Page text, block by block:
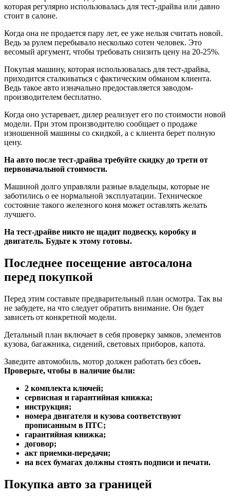
которая регулярно использовалась для тест-драйва или давно
стоит в салоне.
Когда она не продается пару лет, ее уже нельзя считать новой.
Ведь за рулем перебывало несколько сотен человек. Это
весомый аргумент, чтобы требовать снизить цену на 20-25%.
Покупая машину, которая использовалась для тест-драйва,
приходится сталкиваться с фактическим обманом клиента.
Ведь такое авто изначально предоставляется заводом-
производителем бесплатно.
Когда оно устаревает, дилер реализует его по стоимости новой
модели. При этом производителю сообщает о продаже
изношенной машины со скидкой, а с клиента берет полную
цену.
На авто после тест-драйва требуйте скидку до трети от
первоначальной стоимости.
Машиной долго управляли разные владельцы, которые не
заботились о ее нормальной эксплуатации. Техническое
состояние такого железного коня может оставлять желать
лучшего.
На тест-драйве никто не щадит подвеску, коробку и
двигатель. Будьте к этому готовы.
Последнее посещение автосалона
перед покупкой
Перед этим составьте предварительный план осмотра. Так вы
не забудете, на что следует обратить внимание. Он будет
зависеть от конкретной модели.
Детальный план включает в себя проверку замков, элементов
кузова, багажника, сидений, световых приборов, капота.
Заведите автомобиль, мотор должен работать без сбоев.
Проверьте, чтобы в наличие были:
2 комплекта ключей;
сервисная и гарантийная книжка;
инструкция;
номера двигателя и кузова соответствуют
прописанным в ПТС;
гарантийная книжка;
договор;
акт приемки-передачи;
на всех бумагах должны стоять подписи и печати.
Покупка авто за границей